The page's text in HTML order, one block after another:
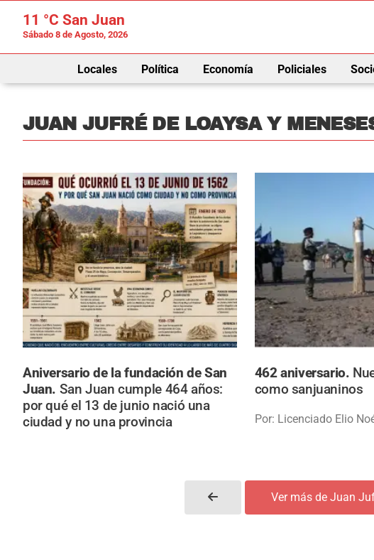
11 °C San Juan
Sábado 8 de Agosto, 2026
Locales Política Economía Policiales
JUAN JUFRÉ DE LOAYSA Y
Aniversario de la fundación de San
Juan. San Juan cumple 464 años:
por qué el 13 de junio nació una
ciudad y no una provincia
462 aniversario.
como sanjuaninos
Por: Licenciado Elio
Ver más de Juan